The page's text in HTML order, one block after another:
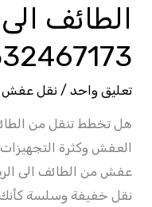
الطائف
تعليق واحد / نقل عفش
هل تخطط تنقل من
العفش وكثرة
عفش من الطائف الى
نقل خفيفة وسلسة